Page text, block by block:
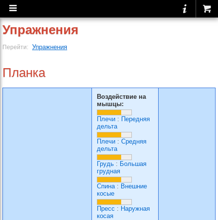
Упражнения
Перейти: Упражнения
Планка
Воздействие на
мышцы:
Плечи : Передняя
дельта
Плечи : Средняя
дельта
Грудь : Большая
грудная
Спина: Внешние
косые
Пресс : Наружная
косая